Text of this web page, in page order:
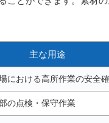
主な用途
における高所作業の安全
の点検・保守作業